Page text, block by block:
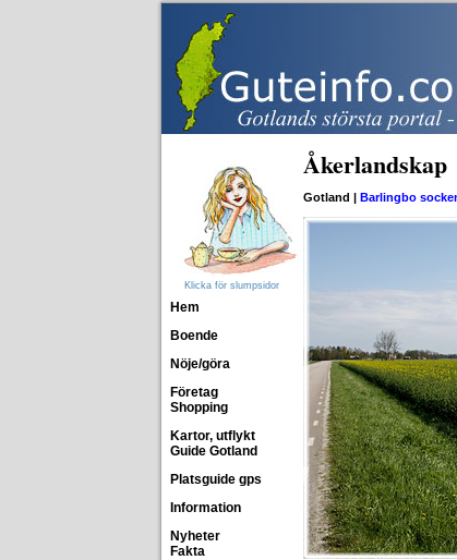
Klicka för slumpsidor
Hem
Boende
Nöje/göra
Företag
Shopping
Kartor, utflykt
Guide Gotland
Platsguide gps
Information
Nyheter
Fakta
Åkerlandskap
Gotland | Barlingbo